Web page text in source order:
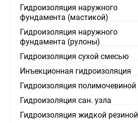
Гидроизоляция наружного
фундамента (мастикой)
Гидроизоляция наружного
фундамента (рулоны)
Гидроизоляция сухой смесью
Инъекционная гидроизоляция
Гидроизоляция полимочевиной
Гидроизоляция сан. узла
Гидроизоляция жидкой резиной